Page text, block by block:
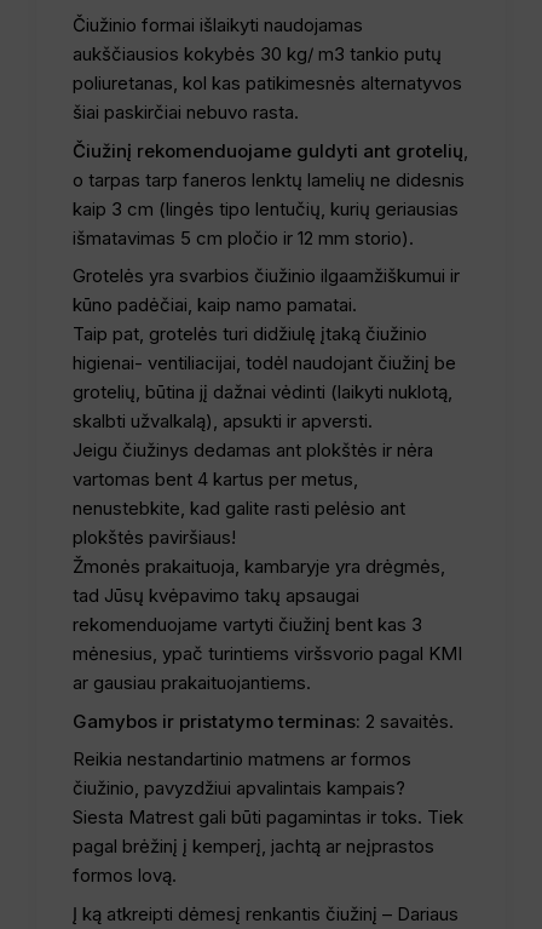
Čiužinio formai išlaikyti naudojamas
aukščiausios kokybės 30 kg/ m3 tankio putų
poliuretanas, kol kas patikimesnės alternatyvos
šiai paskirčiai nebuvo rasta.
Čiužinį rekomenduojame guldyti ant grotelių
o tarpas tarp faneros lenktų lamelių ne didesnis
kaip 3 cm (lingės tipo lentučių, kurių geriausias
išmatavimas 5 cm pločio ir 12 mm storio).
Grotelės yra svarbios čiužinio ilgaamžiškumui ir
kūno padėčiai, kaip namo pamatai.
Taip pat, grotelės turi didžiulę įtaką čiužinio
higienai- ventiliacijai, todėl naudojant čiužinį be
grotelių, būtina jį dažnai vėdinti (laikyti nuklotą,
skalbti užvalkalą), apsukti ir apversti.
Jeigu čiužinys dedamas ant plokštės ir nėra
vartomas bent 4 kartus per metus,
nenustebkite, kad galite rasti pelėsio ant
plokštės paviršiaus!
Žmonės prakaituoja, kambaryje yra drėgmės,
tad Jūsų kvėpavimo takų apsaugai
rekomenduojame vartyti čiužinį bent kas 3
mėnesius, ypač turintiems viršsvorio pagal KMI
ar gausiau prakaituojantiems.
Gamybos ir pristatymo terminas: 2 savaitės.
Reikia nestandartinio matmens ar formos
čiužinio, pavyzdžiui apvalintais kampais?
Siesta Matrest gali būti pagamintas ir toks. Tiek
pagal brėžinį į kemperį, jachtą ar neįprastos
formos lovą.
Į ką atkreipti dėmesį renkantis čiužinį – Dariaus